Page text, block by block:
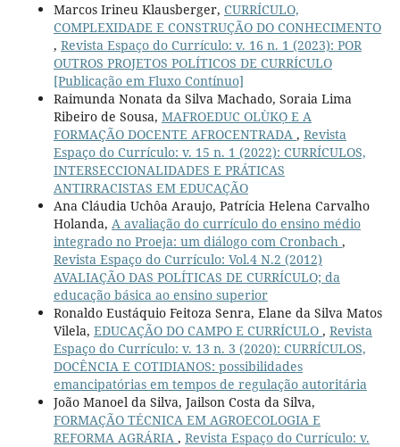
Marcos Irineu Klausberger, CURRÍCULO,
COMPLEXIDADE E CONSTRUÇÃO DO CONHECIMENTO
, Revista Espaço do Currículo: v. 16 n. 1 (2023): POR
OUTROS PROJETOS POLÍTICOS DE CURRÍCULO
[Publicação em Fluxo Contínuo]
Raimunda Nonata da Silva Machado, Soraia Lima
Ribeiro de Sousa, MAFROEDUC OLÙKỌ́ E A
FORMAÇÃO DOCENTE AFROCENTRADA , Revista
Espaço do Currículo: v. 15 n. 1 (2022): CURRÍCULOS,
INTERSECCIONALIDADES E PRÁTICAS
ANTIRRACISTAS EM EDUCAÇÃO
Ana Cláudia Uchôa Araujo, Patrícia Helena Carvalho
Holanda, A avaliação do currículo do ensino médio
integrado no Proeja: um diálogo com Cronbach ,
Revista Espaço do Currículo: Vol.4 N.2 (2012)
AVALIAÇÃO DAS POLÍTICAS DE CURRÍCULO; da
educação básica ao ensino superior
Ronaldo Eustáquio Feitoza Senra, Elane da Silva Matos
Vilela, EDUCAÇÃO DO CAMPO E CURRÍCULO , Revista
Espaço do Currículo: v. 13 n. 3 (2020): CURRÍCULOS,
DOCÊNCIA E COTIDIANOS: possibilidades
emancipatórias em tempos de regulação autoritária
João Manoel da Silva, Jailson Costa da Silva,
FORMAÇÃO TÉCNICA EM AGROECOLOGIA E
REFORMA AGRÁRIA , Revista Espaço do Currículo: v.